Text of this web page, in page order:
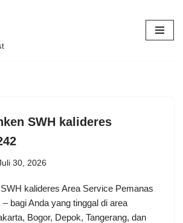
SWH kalideres
30, 2026
kalideres Area Service Pemanas
bagi Anda yang tinggal di area
Bogor, Depok, Tangerang, dan